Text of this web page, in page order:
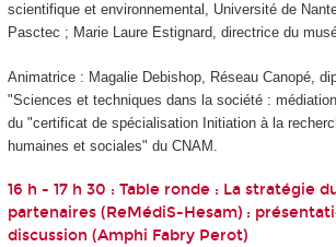
scientifique et environnemental, Université de
Pasctec ; Marie Laure Estignard, directrice du
Animatrice : Magalie Debishop, Réseau Canopé,
"Sciences et techniques dans la société :
du "certificat de spécialisation Initiation à la
humaines et sociales" du CNAM.
16 h - 17 h 30 : Table ronde : La stratégie
partenaires (ReMédiS-Hesam) :
discussion (Amphi Fabry Perot)